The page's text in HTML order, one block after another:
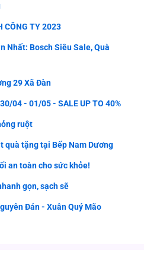
CÔNG TY 2023
Nhất: Bosch Siêu Sale, Quà
29 Xã Đàn
04 - 01/05 - SALE UP TO 40%
ruột
quà tặng tại Bếp Nam Dương
an toàn cho sức khỏe!
gọn, sạch sẽ
Đán - Xuân Quý Mão